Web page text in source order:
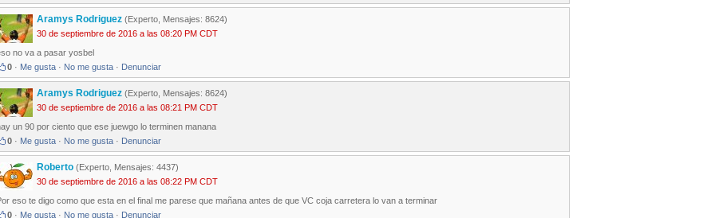
Aramys Rodriguez (Experto, Mensajes: 8624)
30 de septiembre de 2016 a las 08:20 PM CDT
no va a pasar yosbel
0 · Me gusta · No me gusta · Denunciar
Aramys Rodriguez (Experto, Mensajes: 8624)
30 de septiembre de 2016 a las 08:21 PM CDT
un 90 por ciento que ese juewgo lo terminen manana
0 · Me gusta · No me gusta · Denunciar
Roberto (Experto, Mensajes: 4437)
30 de septiembre de 2016 a las 08:22 PM CDT
eso te digo como que esta en el final me parese que mañana antes de que VC coja carretera lo van a terminar
0 · Me gusta · No me gusta · Denunciar